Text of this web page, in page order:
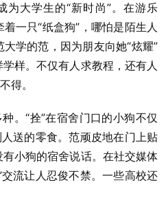
为大学生的“新时尚”。在游乐
一只“纸盒狗”，哪怕是陌生人
学的范，因为朋友向她“炫耀”
样。不仅有人求教程，还有人
得。
。“拴”在宿舍门口的小狗不仅
送的零食。范顽皮地在门上贴
小狗的宿舍说话。在社交媒体
流让人忍俊不禁。一些高校还